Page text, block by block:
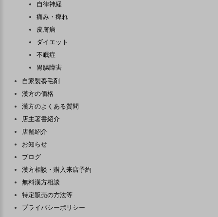
自律神経
痛み・痺れ
皮膚病
ダイエット
不眠症
胃腸障害
自家製養毛剤
漢方の価格
漢方のよくある質問
店主著書紹介
店舗紹介
お知らせ
ブログ
漢方相談・購入来店予約
無料漢方相談
特定販売の方法等
プライバシーポリシー